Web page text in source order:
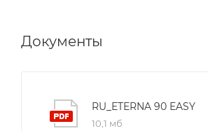
Соответствуют европейским
2006/95/СЕ, 89/106/СЕ)
Документы
RU_ETERNA 90 EASY
10,1 мб